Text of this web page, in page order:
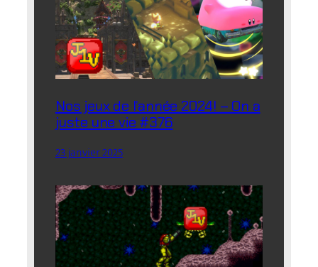
Nos jeux de l’année 2024! – On a
juste une vie #376
23 janvier 2025